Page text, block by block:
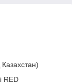
RED